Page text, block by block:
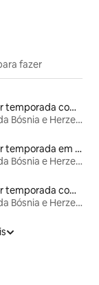
fazer
Aluguéis por temporada com café da manhã
Federação da Bósnia e Herzegovina
Aluguéis por temporada em acampamentos
Federação da Bósnia e Herzegovina
Aluguéis por temporada com cama de altura acessível
Federação da Bósnia e Herzegovina